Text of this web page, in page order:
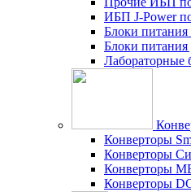
ИБП J-Power
Блоки
Блоки питания
Лабораторные
Конверторы
Конверторы
Конверторы
Конверторы